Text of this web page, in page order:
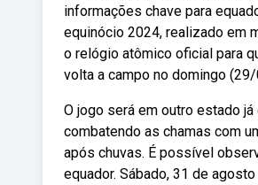
informações chave para
equinócio 2024, realizado em
o relógio atômico oficial para
volta a campo no domingo
O jogo será em outro estado
combatendo as chamas com
após chuvas. É possível
equador. Sábado, 31 de